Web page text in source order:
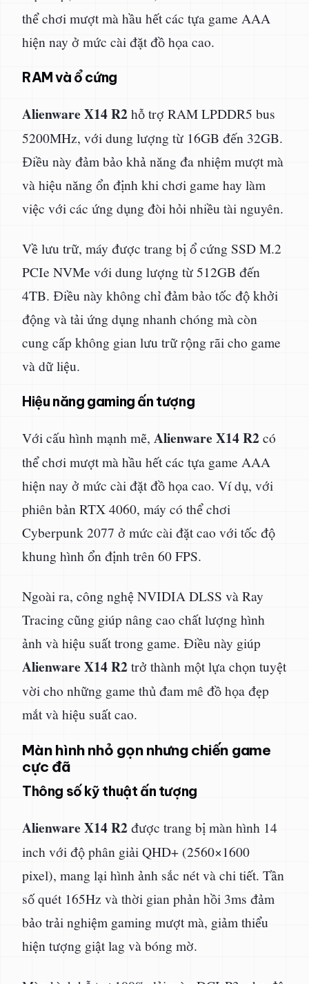
thể chơi mượt mà hầu hết các tựa game AAA
hiện nay ở mức cài đặt đồ họa cao.
RAM và ổ cứng
Alienware X14 R2hỗ trợ RAM LPDDR5 bus
5200MHz, với dung lượng từ 16GB đến 32GB.
Điều này đảm bảo khả năng đa nhiệm mượt mà
và hiệu năng ổn định khi chơi game hay làm
việc với các ứng dụng đòi hỏi nhiều tài nguyên.
Về lưu trữ, máy được trang bị ổ cứng SSD M.2
PCIe NVMe với dung lượng từ 512GB đến
4TB. Điều này không chỉ đảm bảo tốc độ khởi
động và tải ứng dụng nhanh chóng mà còn
cung cấp không gian lưu trữ rộng rãi cho game
và dữ liệu.
Hiệu năng gaming ấn tượng
Với cấu hình mạnh mẽ, Alienware X14 R2có
thể chơi mượt mà hầu hết các tựa game AAA
hiện nay ở mức cài đặt đồ họa cao. Ví dụ, với
phiên bản RTX 4060, máy có thể chơi
Cyberpunk 2077 ở mức cài đặt cao với tốc độ
khung hình ổn định trên 60 FPS.
Ngoài ra, công nghệ NVIDIA DLSS và Ray
Tracing cũng giúp nâng cao chất lượng hình
ảnh và hiệu suất trong game. Điều này giúp
Alienware X14 R2trở thành một lựa chọn tuyệt
vời cho những game thủ đam mê đồ họa đẹp
mắt và hiệu suất cao.
Màn hình nhỏ gọn nhưng chiến game
cực đã
Thông số kỹ thuật ấn tượng
Alienware X14 R2được trang bị màn hình 14
inch với độ phân giải QHD+ (2560×1600
pixel), mang lại hình ảnh sắc nét và chi tiết. Tần
số quét 165Hz và thời gian phản hồi 3ms đảm
bảo trải nghiệm gaming mượt mà, giảm thiểu
hiện tượng giật lag và bóng mờ.